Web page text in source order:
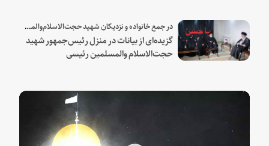
در جمع خانواده و نزدیکان شهید حجت‌الاسلام‌والمسلمین رئیسی:
گزیده‌ای از بیانات در منزل رئیس‌جمهور شهید
حجت‌الاسلام والمسلمین رئیسی